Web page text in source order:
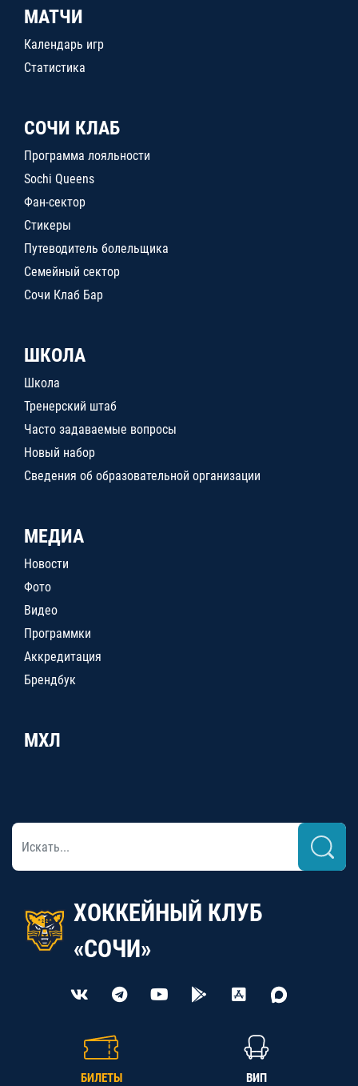
МАТЧИ
Календарь игр
Статистика
СОЧИ КЛАБ
Программа лояльности
Sochi Queens
Фан-сектор
Стикеры
Путеводитель болельщика
Семейный сектор
Сочи Клаб Бар
ШКОЛА
Школа
Тренерский штаб
Часто задаваемые вопросы
Новый набор
Сведения об образовательной организации
МЕДИА
Новости
Фото
Видео
Программки
Аккредитация
Брендбук
МХЛ
ХОККЕЙНЫЙ КЛУБ
«СОЧИ»
БИЛЕТЫ ВИП